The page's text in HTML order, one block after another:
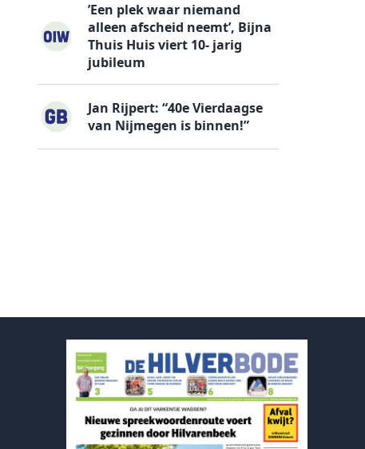
’Een plek waar niemand
alleen afscheid neemt’, Bijna
Thuis Huis viert 10- jarig
jubileum
Jan Rijpert: “40e Vierdaagse
van Nijmegen is binnen!”